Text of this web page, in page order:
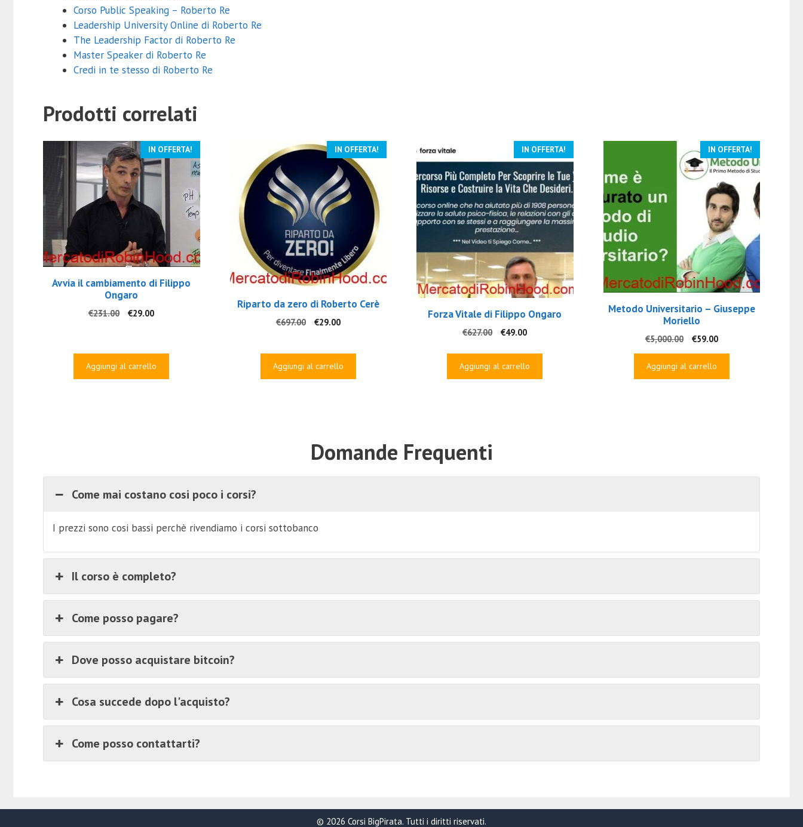
Corso Public Speaking – Roberto Re
Leadership University Online di Roberto Re
The Leadership Factor di Roberto Re
Master Speaker di Roberto Re
Credi in te stesso di Roberto Re
Prodotti correlati
IN OFFERTA!
Avvia il cambiamento di Filippo
Ongaro
€231.00
Il
€231.00.
€29.00Il
€29.00.
Aggiungi al carrello
IN OFFERTA!
Riparto da zero di Roberto Cerè
€697.00
Il
€697.00.
€29.00Il
€29.00.
Aggiungi al carrello
IN OFFERTA!
Forza Vitale di Filippo Ongaro
€627.00
Il
originale
era:
€627.00.
€49.00Il
attuale
è:
€49.00.
Aggiungi al carrello
IN OFFERTA!
Metodo Universitario – Giuseppe
Moriello
€5,000.00
Il
originale
€59.00Il
Aggiungi al carrello
Domande Frequenti
Come mai costano cosi poco i corsi?
I prezzi sono cosi bassi perchè rivendiamo i corsi sottobanco
Il corso è completo?
Come posso pagare?
Dove posso acquistare bitcoin?
Cosa succede dopo l'acquisto?
Come posso contattarti?
© 2026 Corsi BigPirata. Tutti i diritti riservati.